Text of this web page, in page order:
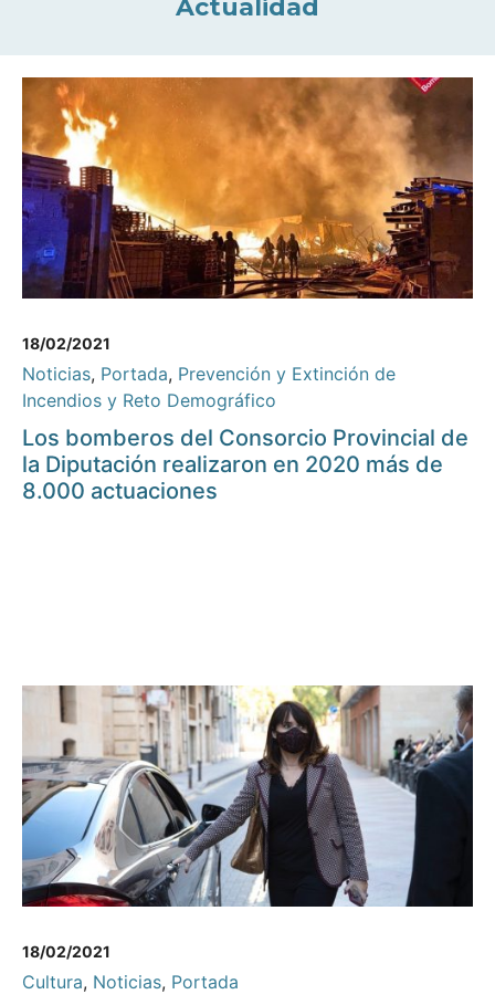
Actualidad
18/02/2021
Noticias, Portada, Prevención y Extinción de
Incendios y Reto Demográfico
Los bomberos del Consorcio Provincial de
la Diputación realizaron en 2020 más de
8.000 actuaciones
18/02/2021
Cultura, Noticias, Portada